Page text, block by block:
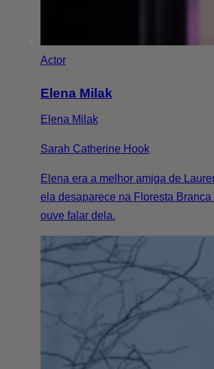
Actor
Elena Milak
Elena Milak
Sarah Catherine Hook
Elena era a melhor amiga de
ela desaparece na Floresta
ouve falar dela.